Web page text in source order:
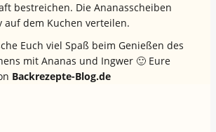
bestreichen. Die Ananasscheiben
auf dem Kuchen verteilen.
Euch viel Spaß beim Genießen des
mit Ananas und Ingwer 🙂 Eure
Backrezepte-Blog.de